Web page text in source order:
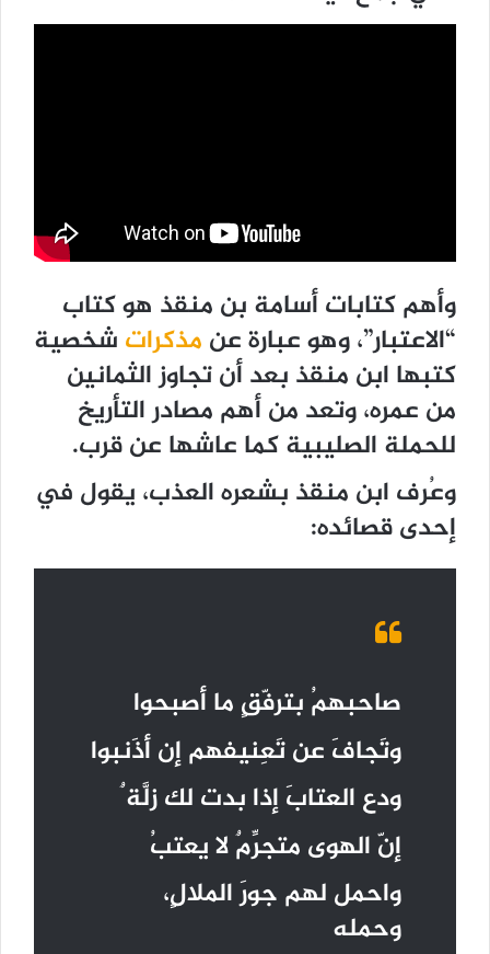
وأهم كتابات أسامة بن منقذ هو كتاب
“الاعتبار”، وهو عبارة عن مذكرات شخصية
كتبها ابن منقذ بعد أن تجاوز الثمانين
من عمره، وتعد من أهم مصادر التأريخ
للحملة الصليبية كما عاشها عن قرب.
وعُرف ابن منقذ بشعره العذب، يقول في
إحدى قصائده:
صاحبهمُ بترفّقٍ ما أصبحوا
وتَجافَ عن تَعِنيفهم إن أذَنبوا
ودع العتابَ إذا بدت لك زلَّة ٌ
إنّ الهوى متجرِّمٌ لا يعتبُ
واحمل لهم جورَ الملالٍ،
وحمله